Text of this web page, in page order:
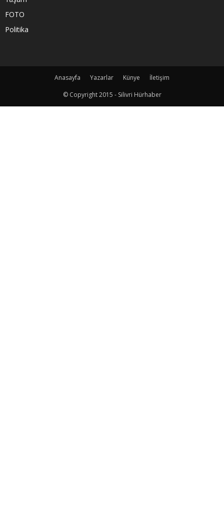
FOTO
Politika
Anasayfa Yazarlar Künye
İletişim
© Copyright 2015 - Silivri Hürhaber